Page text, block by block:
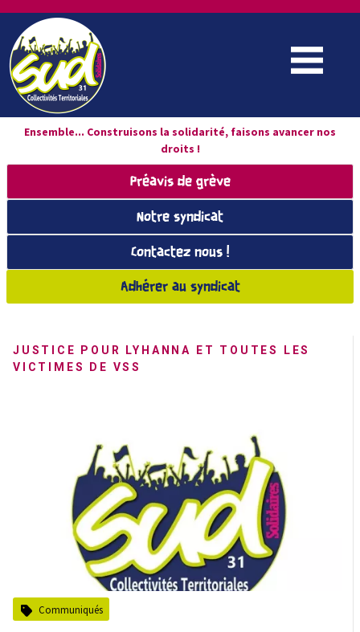
Ensemble... Construisons la solidarité, faisons avancer nos
droits !
Préavis de grève
Notre syndicat
Contactez nous !
Adhérer au syndicat
JUSTICE POUR LYHANNA ET TOUTES LES
VICTIMES DE VSS
Communiqués